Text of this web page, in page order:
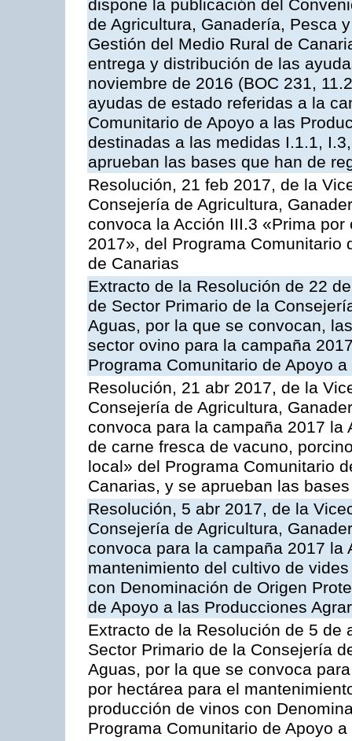
dispone la publicación del
de Agricultura, Ganadería, Pesca
Gestión del Medio Rural de
entrega y distribución de las
noviembre de 2016 (BOC 231,
ayudas de estado referidas a la
Comunitario de Apoyo a las
destinadas a las medidas I.1.1,
aprueban las bases que han de
Resolución, 21 feb 2017, de la
Consejería de Agricultura,
convoca la Acción III.3 «Prima
2017», del Programa Comunitario
de Canarias
Extracto de la Resolución de 22
de Sector Primario de la
Aguas, por la que se convocan,
sector ovino para la campaña
Programa Comunitario de Apoyo
Resolución, 21 abr 2017, de la
Consejería de Agricultura,
convoca para la campaña 2017
de carne fresca de vacuno,
local» del Programa Comunitario
Canarias, y se aprueban las
Resolución, 5 abr 2017, de la
Consejería de Agricultura,
convoca para la campaña 2017
mantenimiento del cultivo de
con Denominación de Origen
de Apoyo a las Producciones
Extracto de la Resolución de 5
Sector Primario de la Consejería
Aguas, por la que se convoca
por hectárea para el
producción de vinos con
Programa Comunitario de Apoyo